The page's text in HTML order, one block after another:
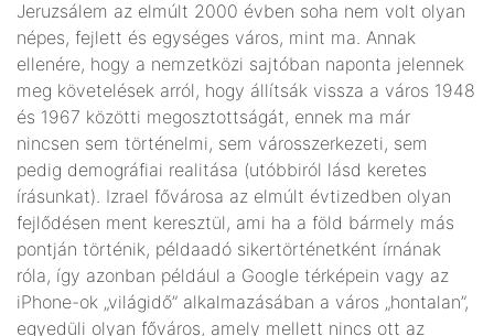
Jeruzsálem az elmúlt 2000 évben soha nem volt olyan
népes, fejlett és egységes város, mint ma. Annak
ellenére, hogy a nemzetközi sajtóban naponta jelennek
meg követelések arról, hogy állítsák vissza a város 1948
és 1967 közötti megosztottságát, ennek ma már
nincsen sem történelmi, sem városszerkezeti, sem
pedig demog­ráfiai realitása (utóbbiról lásd keretes
írásunkat). Izrael fővárosa az elmúlt évtizedben olyan
fejlődésen ment keresztül, ami ha a föld bármely más
pontján történik, példaadó sikertörténetként írnának
róla, így azonban például a Google térképein vagy az
iPhone-ok „világidő” alkalma­zásában a város „hontalan”,
egyedüli olyan főváros, amely mellett nincs ott az